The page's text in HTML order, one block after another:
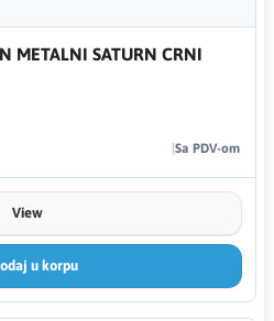
METALNI SATURN CRNI
Sa PDV-om
View
u korpu